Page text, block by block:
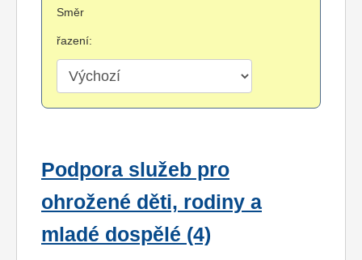
Směr
řazení:
Podpora služeb pro
ohrožené děti, rodiny a
mladé dospělé (4)